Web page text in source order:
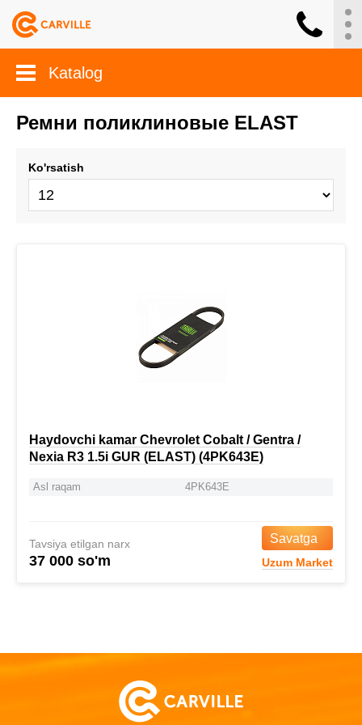
Katalog
Ремни поликлиновые ELAST
Ko'rsatish
Haydovchi kamar Chevrolet Cobalt / Gentra /
Nexia R3 1.5i GUR (ELAST) (4PK643E)
Asl raqam 4PK643E
Tavsiya etilgan narx
37 000 so'm
Savatga
Uzum Market